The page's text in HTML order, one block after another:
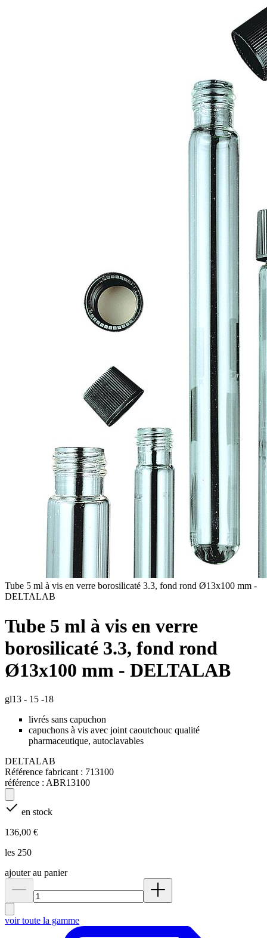
Tube 5 ml à vis en verre borosilicaté 3.3, fond rond Ø13x100 mm -
DELTALAB
Tube 5 ml à vis en verre
borosilicaté 3.3, fond rond
Ø13x100 mm - DELTALAB
gl13 - 15 -18
livrés sans capuchon
capuchons à vis avec joint caoutchouc qualité
pharmaceutique, autoclavables
DELTALAB
Référence fabricant : 713100
référence : ABR13100
en stock
136,00 €
les 250
ajouter au panier
voir toute la gamme